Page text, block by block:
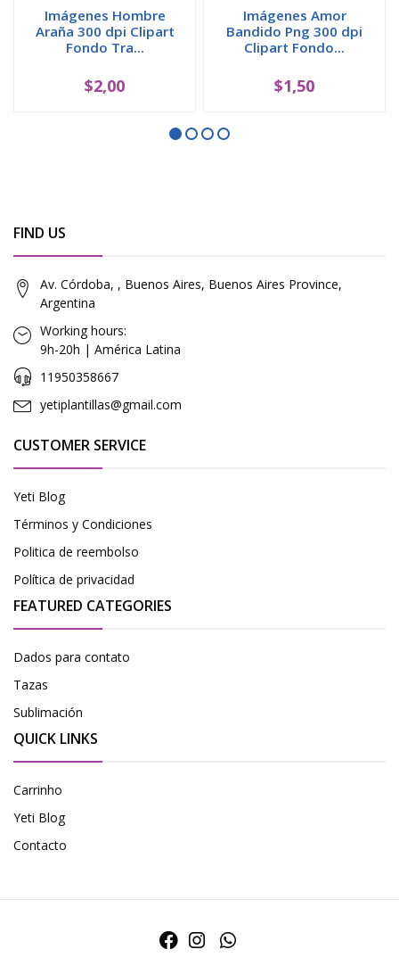
Imágenes Hombre
Araña 300 dpi Clipart
Fondo Tra...
$2,00
Imágenes Amor
Bandido Png 300 dpi
Clipart Fondo...
$1,50
FIND US
Av. Córdoba, , Buenos Aires, Buenos Aires Province,
Argentina
Working hours:
9h-20h | América Latina
11950358667
yetiplantillas@gmail.com
CUSTOMER SERVICE
Yeti Blog
Términos y Condiciones
Politica de reembolso
Política de privacidad
FEATURED CATEGORIES
Dados para contato
Tazas
Sublimación
QUICK LINKS
Carrinho
Yeti Blog
Contacto